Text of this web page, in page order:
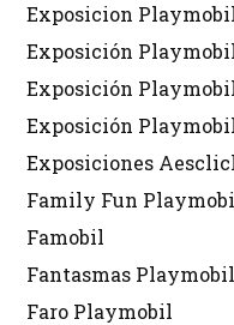
Exposicion
Exposición
Exposición
Exposición
Exposiciones
Family Fun
Famobil
Fantasmas Playmobil
Faro Playmobil